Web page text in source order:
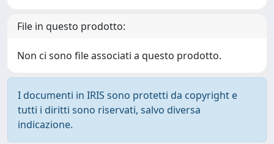
File in questo prodotto:
Non ci sono file associati a questo prodotto.
I documenti in IRIS sono protetti da copyright e
tutti i diritti sono riservati, salvo diversa
indicazione.